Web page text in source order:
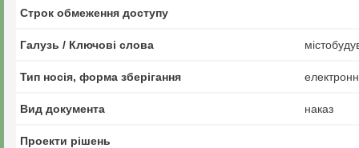
Строк обмеження доступу
Галузь / Ключові слова
Тип носія, форма зберігання
Вид документа наказ
Проекти рішень